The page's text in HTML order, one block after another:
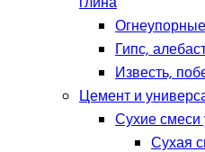
Гипс,
Известь,
Цемент и
Сухие
Сухая